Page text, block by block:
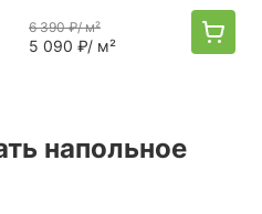
6 390 ₽/ м²
5 090 ₽/ м²
напольное